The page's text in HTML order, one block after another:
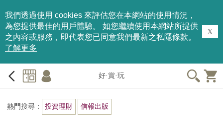
我們透過使用 cookies 來評估您在本網站的使用情況，
為您提供最佳的用戶體驗。 如您繼續使用本網站所提供
之內容或服務，即代表您已同意我們最新之私隱條款。
了解更多
X
好·賞·玩
熱門搜尋： 投資理財 信報出版